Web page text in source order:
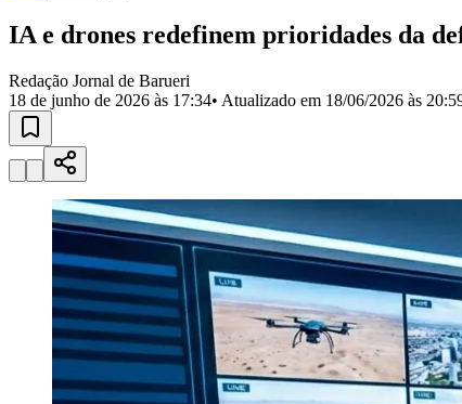
Obras
Educação
Bairros de Barueri
Selecione sua região
AldeiaAldeia da Serra
MilitarItapeviJandiraJardim AudirJardim BelvalJardim Califórnia
CristinaJardim Maria HelenaJardim Mutinga Jardim Paraíso
OsascoParque dos CamargosParque ImperialParque
CondeVila Engenho Novo Vila MárciaVila Nossa Sra. da Escada
Para Sua Empresa
Anuncie no Portal
Guia de Empresas
Divulgar VagasNovo
Publicidade Legal
IA e drones redefinem prioridades da
Redação Jornal de Barueri
18 de junho de 2026 às 17:34• Atualizado em 18/06/2026 às